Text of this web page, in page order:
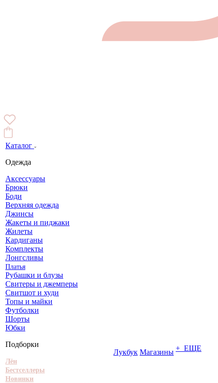
Каталог
Одежда
Аксессуары
Брюки
Боди
Верхняя одежда
Джинсы
Жакеты и пиджаки
Жилеты
Кардиганы
Комплекты
Лонгсливы
Платья
Рубашки и блузы
Свитеры и джемперы
Свитшот и худи
Топы и майки
Футболки
Шорты
Юбки
Подборки
Лён
Бестселлеры
Новинки
Лукбук Магазины + ЕЩЕ